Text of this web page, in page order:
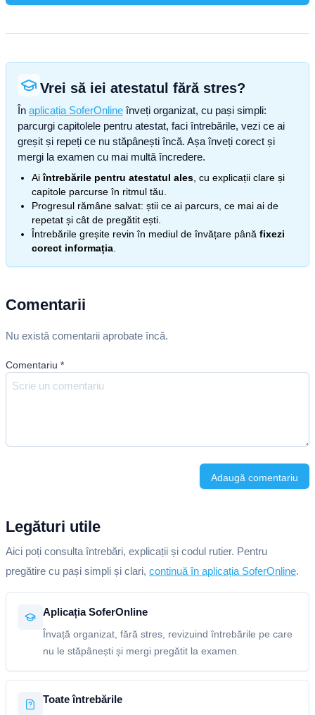
Vrei să iei atestatul fără stres?
În aplicația SoferOnline înveți organizat, cu pași simpli:
parcurgi capitolele pentru atestat, faci întrebările, vezi ce ai
greșit și repeți ce nu stăpânești încă. Așa înveți corect și
mergi la examen cu mai multă încredere.
Aiîntrebările pentru atestatul ales , cu explicații clare și
capitole parcurse în ritmul tău.
Progresul rămâne salvat: știi ce ai parcurs, ce mai ai de
repetat și cât de pregătit ești.
Întrebările greșite revin în mediul de învățare până fixezi
corect informația
Comentarii
Nu există comentarii aprobate încă.
Comentariu *
Adaugă comentariu
Legături utile
Aici poți consulta întrebări, explicații și codul rutier. Pentru
pregătire cu pași simpli și clari, continuă în aplicația SoferOnline.
Aplicația SoferOnline
Învață organizat, fără stres, revizuind întrebările pe care
nu le stăpânești și mergi pregătit la examen.
Toate întrebările